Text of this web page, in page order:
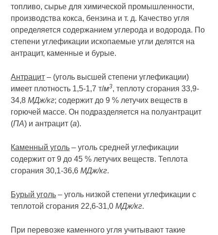
топливо, сырье для химической промышленности,
производства кокса, бензина и т. д. Качество угля
определяется содержанием углерода и водорода. По
степени углефикации ископаемые угли делятся на
антрацит, каменные и бурые.
Антрацит – (уголь высшей степени углефикации)
имеет плотность 1,5-1,7 т/м3, теплоту сгорания 33,9-
34,8МДж/кг; содержит до 9 % летучих веществ в
горючей массе. Он подразделяется на полуантрацит
(ПА) и антрацит (а).
Каменный уголь – уголь средней углефикации
содержит от 9 до 45 % летучих веществ. Теплота
сгорания 30,1-36,6МДж/кг.
Бурый уголь – уголь низкой степени углефикации с
теплотой сгорания 22,6-31,0МДж/кг.
При перевозке каменного угля учитывают такие